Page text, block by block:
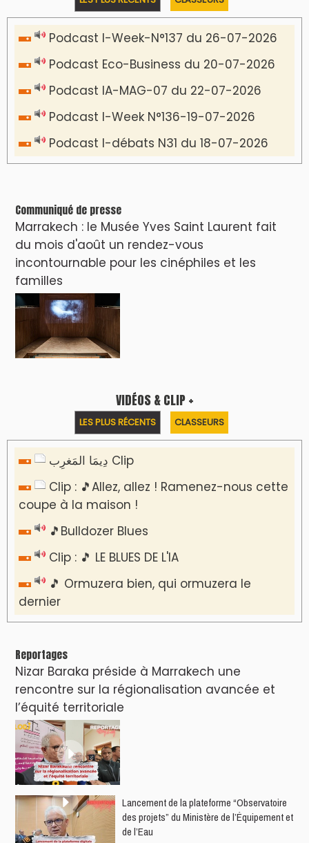
Podcast I-Week-N°137 du 26-07-2026
Podcast Eco-Business du 20-07-2026
Podcast IA-MAG-07 du 22-07-2026
Podcast I-Week N°136-19-07-2026
Podcast I-débats N31 du 18-07-2026
Communiqué de presse
Marrakech : le Musée Yves Saint Laurent fait
du mois d'août un rendez-vous
incontournable pour les cinéphiles et les
familles
VIDÉOS & CLIP +
LES PLUS RÉCENTS CLASSEURS
دِيمَا المَغرِب Clip
Clip : 🎵Allez, allez ! Ramenez-nous cette
coupe à la maison !
🎵Bulldozer Blues
Clip : 🎵 LE BLUES DE L'IA
🎵 Ormuzera bien, qui ormuzera le
dernier
Reportages
Nizar Baraka préside à Marrakech une
rencontre sur la régionalisation avancée et
l’équité territoriale
​Lancement de la plateforme “Observatoire
des projets” du Ministère de l’Équipement et
de l’Eau